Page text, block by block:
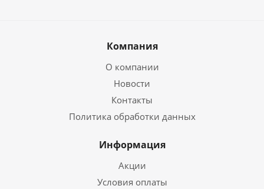
Компания
О компании
Новости
Контакты
Политика обработки данных
Информация
Акции
Условия оплаты